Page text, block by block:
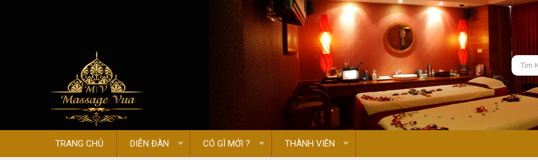
TRANG CHỦ DIỄN ĐÀN CÓ GÌ MỚI ? THÀNH VIÊN